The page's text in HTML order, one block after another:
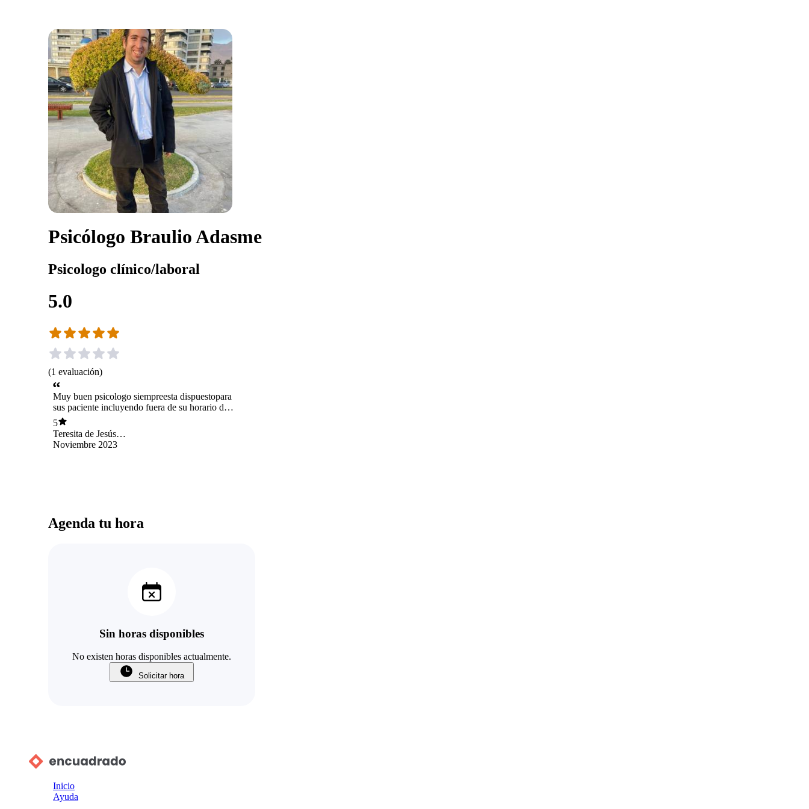
Psicólogo Braulio Adasme
Psicologo clínico/laboral
5.0
(1 evaluación)
Muy buen psicologo siempreesta dispuestopara
sus paciente incluyendo fuera de su horario de
consulta o sea 24/7
5
Teresita de Jesús
Marchant Paoletti
Noviembre 2023
Agenda tu hora
Sin horas disponibles
No existen horas disponibles actualmente.
Solicitar hora
Inicio
Ayuda